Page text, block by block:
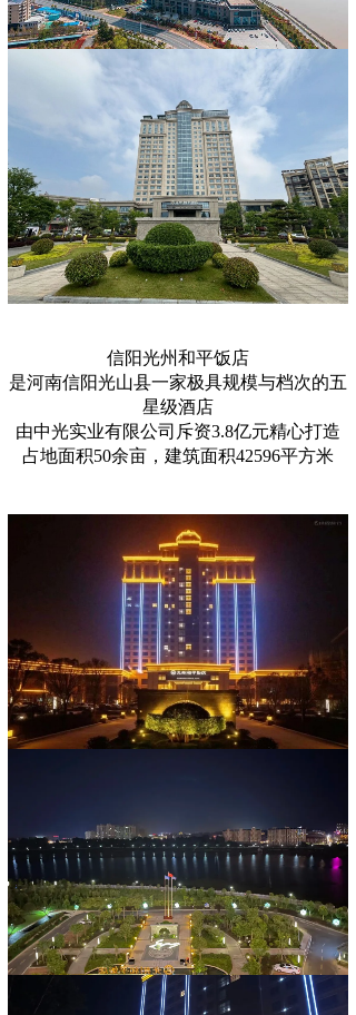
信阳光州和平饭店
是河南信阳光山县一家极具规模与档次的五
星级酒店
由中光实业有限公司斥资3.8亿元精心打造
占地面积50余亩，建筑面积42596平方米